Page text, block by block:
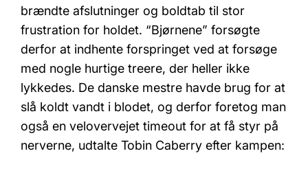
brændte afslutninger og boldtab til stor
frustration for holdet. “Bjørnene” forsøgte
derfor at indhente forspringet ved at forsøge
med nogle hurtige treere, der heller ikke
lykkedes. De danske mestre havde brug for at
slå koldt vandt i blodet, og derfor foretog man
også en velovervejet timeout for at få styr på
nerverne, udtalte Tobin Caberry efter kampen: